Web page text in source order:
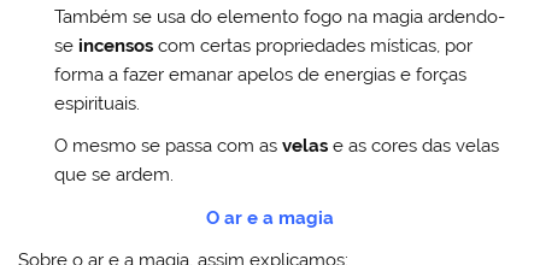
Também se usa do elemento fogo na magia ardendo-
se incensos com certas propriedades místicas, por
forma a fazer emanar apelos de energias e forças
espirituais.
O mesmo se passa com asvelas e as cores das velas
que se ardem.
O ar e a magia
Sobre o ar e a magia, assim explicamos: